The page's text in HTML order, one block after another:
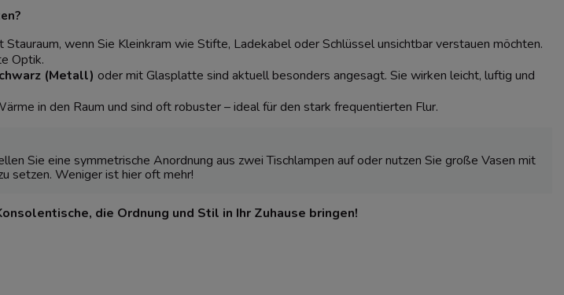
wenn Sie Kleinkram wie Stifte, Ladekabel oder Schlüssel unsichtbar verstauen möchten.
Optik.
(Metall) oder mit Glasplatte sind aktuell besonders angesagt. Sie wirken leicht, luftig und
in den Raum und sind oft robuster – ideal für den stark frequentierten Flur.
Sie eine symmetrische Anordnung aus zweiTischlampen auf oder nutzen Sie große Vasen mit
setzen. Weniger ist hier oft mehr!
die Ordnung und Stil in Ihr Zuhause bringen!